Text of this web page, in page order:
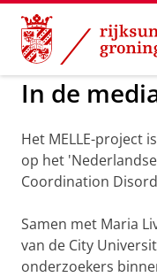
Skip
Content
Skip
Navigation
GMW
In de
Het MELLE-project
op het
Coordination
Samen met Maria
van de City
onderzoekers